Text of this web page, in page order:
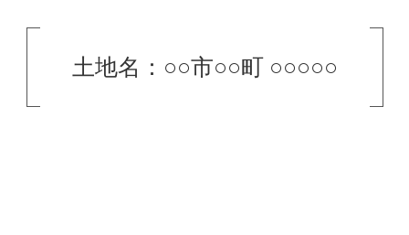
土地名：○○市○○町 ○○○○○